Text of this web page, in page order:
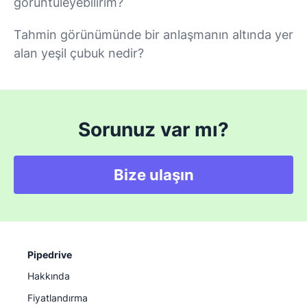
Tahmin görünümünde bir anlaşmanın altında yer
alan yeşil çubuk nedir?
Sorunuz var mı?
Bize ulaşın
Pipedrive
Hakkında
Fiyatlandırma